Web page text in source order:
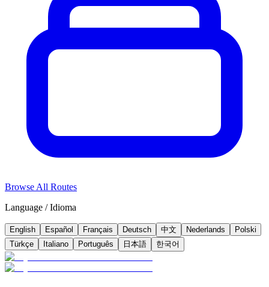
Browse All Routes
Language / Idioma
English Español Français Deutsch 中文 Nederlands
Polski
Türkçe
Italiano Português 日本語 한국어